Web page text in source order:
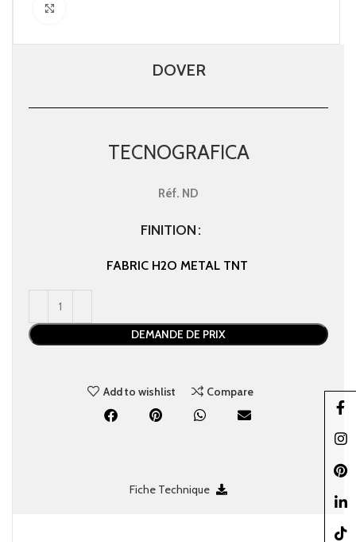
DOVER
TECNOGRAFICA
Réf. ND
FINITION
FABRIC H2O METAL TNT
DEMANDE DE PRIX
Add to wishlist Compare
Fiche Technique